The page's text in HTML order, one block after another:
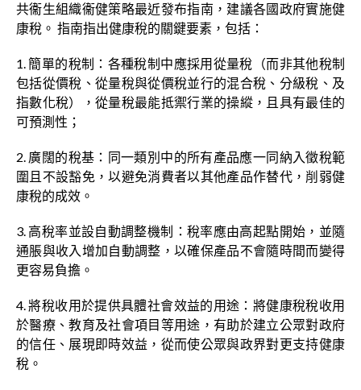
共衞生組織衞健策略最近發布指南，建議各國政府實施健
康稅。 指南指出健康稅的關鍵要素，包括：
1. 簡單的稅制：各種稅制中應採用從量稅（而非其他稅制
包括從價稅、從量稅與從價稅並行的混合稅、分級稅、及
指數化稅），從量稅最能抵禦行業的操縱，且具有最佳的
可預測性；
2. 廣闊的稅基：同一類別中的所有產品應一同納入徵稅範
圍且不設豁免，以避免消費者以其他產品作替代，削弱健
康稅的成效。
3. 高稅率並設自動調整機制：稅率應由高起點開始，並隨
通脹與收入增加自動調整，以確保產品不會隨時間而變得
更容易負擔。
4. 將稅收用於提供具體社會效益的用途：將健康稅稅收用
於醫療、教育及社會項目等用途，有助於建立公眾對政府
的信任、展現即時效益，從而使公眾與政界對更支持健康
稅。